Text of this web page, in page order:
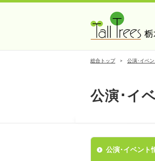
総合トップ 公演･イベ
公演･イ
公演･イベント